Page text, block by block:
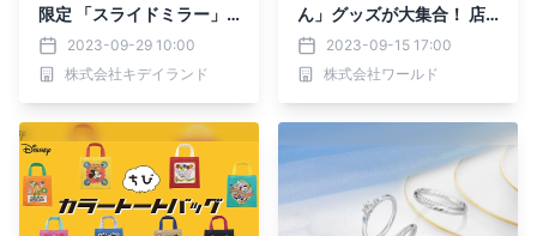
限定 「スライドミラー」
発売!!2023-09-29 10:00
株式会社キデイランド
ん」グッズが大集合！ 店
頭イベントを9月20日
（水）より開催
2023-09-15 17:00
株式会社ワールド